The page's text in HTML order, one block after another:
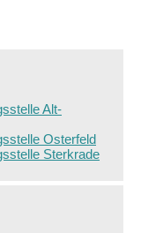
Alt-
Osterfeld
Sterkrade